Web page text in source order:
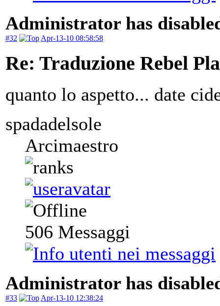
Administrator has
#32 Apr-13-10 08:58:58
Re: Traduzione Rebel
quanto lo aspetto... date
spadadelsole
Arcimaestro
506 Messaggi
Administrator has
#33 Apr-13-10 12:38:24